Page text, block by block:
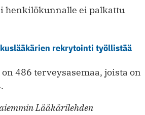
henkilökunnalle ei palkattu
rekrytointi työllistää
486 terveysasemaa, joista on
Lääkärilehden